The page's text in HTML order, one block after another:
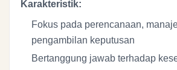
Karakteristik:
Fokus pada perencanaan,
pengambilan keputusan
Bertanggung jawab terhadap